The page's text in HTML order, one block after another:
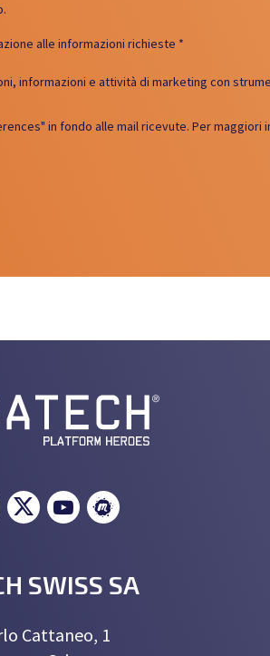
alle informazioni richieste *
informazioni e attività di marketing con
in fondo alle mail ricevute. Per maggiori
SWISS SA
Cattaneo, 1